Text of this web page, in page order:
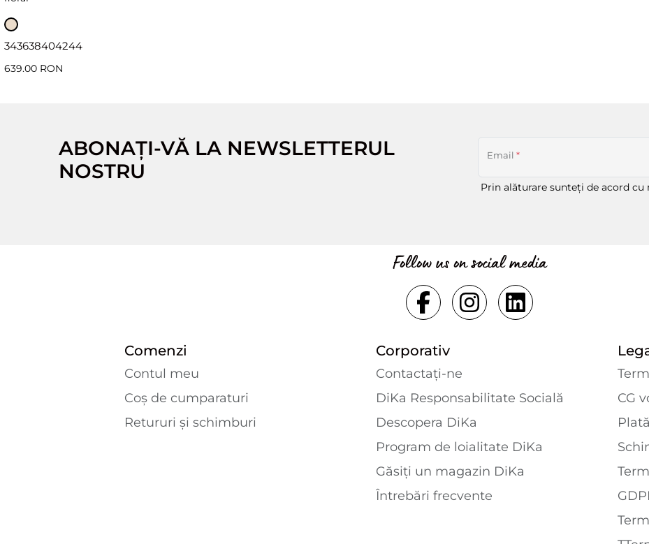
343638404244
639.00 RON
ABONAȚI-VĂ LA NEWSLETTERUL
NOSTRU
Email *
Prin alăturare sunteți de acord cu
Follow us on social media
Comenzi
Contul meu
Coș de cumparaturi
Retururi și schimburi
Corporativ
Contactaţi-ne
DiKa Responsabilitate Socială
Descopera DiKa
Program de loialitate DiKa
Găsiți un magazin DiKa
Întrebări frecvente
CG